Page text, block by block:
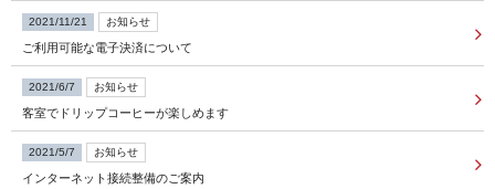
館内施設
アクセス
よくあるご質問
お問合せ
お取引様用通報窓口
サイトマップ
2021/11/21 お知らせ
ご利用可能な電子決済について
2021/6/7 お知らせ
客室でドリップコーヒーが楽しめます
2021/5/7 お知らせ
インターネット接続整備のご案内